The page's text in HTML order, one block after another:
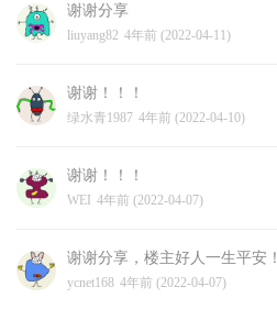
谢谢分享
liuyang82 4年前 (2022-04-11)
谢谢！！！
绿水青1987 4年前 (2022-04-10)
谢谢！！！
WEI 4年前 (2022-04-07)
谢谢分享，楼主好人一生平安！
ycnet168 4年前 (2022-04-07)